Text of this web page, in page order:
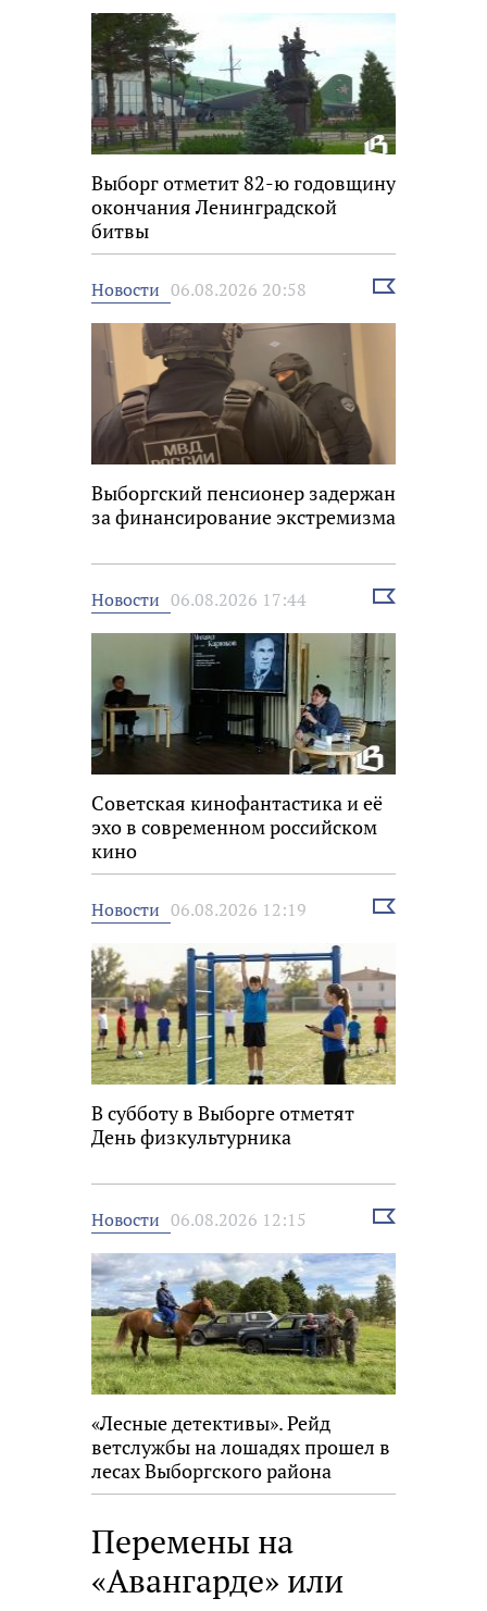
Выборг отметит 82-ю годовщину
окончания Ленинградской
битвы
Новости 06.08.2026 20:58
Выбрать
Выборгский пенсионер задержан
за финансирование экстремизма
Новости 06.08.2026 17:44
Выбрать
Советская кинофантастика и её
эхо в современном российском
кино
Новости 06.08.2026 12:19
Выбрать
В субботу в Выборге отметят
День физкультурника
Новости 06.08.2026 12:15
Выбрать
«Лесные детективы». Рейд
ветслужбы на лошадях прошел в
лесах Выборгского района
Перемены на
«Авангарде» или